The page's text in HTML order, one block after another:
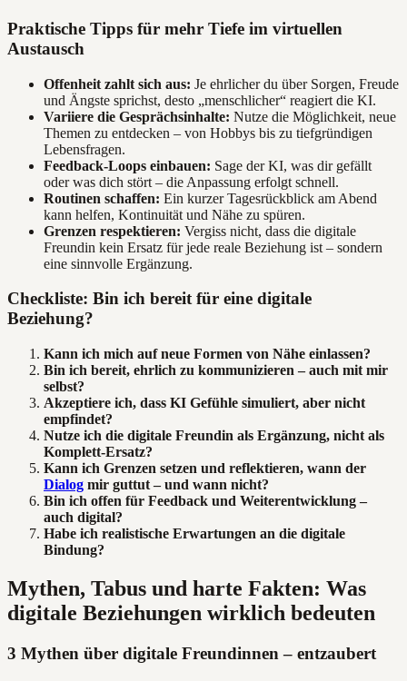
Praktische Tipps für mehr Tiefe im virtuellen
Austausch
Offenheit zahlt sich aus: Je ehrlicher du über Sorgen, Freude
und Ängste sprichst, desto „menschlicher“ reagiert die KI.
Variiere die Gesprächsinhalte: Nutze die Möglichkeit, neue
Themen zu entdecken – von Hobbys bis zu tiefgründigen
Lebensfragen.
Feedback-Loops einbauen: Sage der KI, was dir gefällt
oder was dich stört – die Anpassung erfolgt schnell.
Routinen schaffen: Ein kurzer Tagesrückblick am Abend
kann helfen, Kontinuität und Nähe zu spüren.
Grenzen respektieren: Vergiss nicht, dass die digitale
Freundin kein Ersatz für jede reale Beziehung ist – sondern
eine sinnvolle Ergänzung.
Checkliste: Bin ich bereit für eine digitale
Beziehung?
Kann ich mich auf neue Formen von Nähe einlassen?
Bin ich bereit, ehrlich zu kommunizieren – auch mit mir
selbst?
Akzeptiere ich, dass KI Gefühle simuliert, aber nicht
empfindet?
Nutze ich die digitale Freundin als Ergänzung, nicht als
Komplett-Ersatz?
Kann ich Grenzen setzen und reflektieren, wann der
Dialog mir guttut – und wann nicht?
Bin ich offen für Feedback und Weiterentwicklung –
auch digital?
Habe ich realistische Erwartungen an die digitale
Bindung?
Mythen, Tabus und harte Fakten: Was
digitale Beziehungen wirklich bedeuten
3 Mythen über digitale Freundinnen – entzaubert